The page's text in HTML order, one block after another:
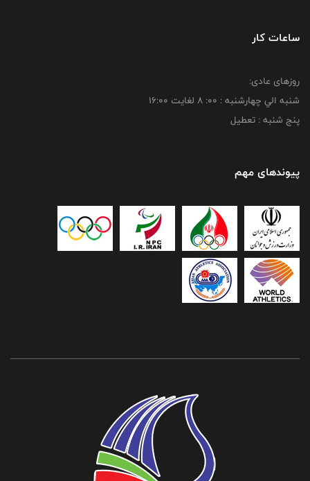
ساعات کار
روزهای عادی:
شنبه الي چهارشنبه : 00: 8 لغايت 16:00
پنج شنبه : تعطیل
پیوندهای مهم